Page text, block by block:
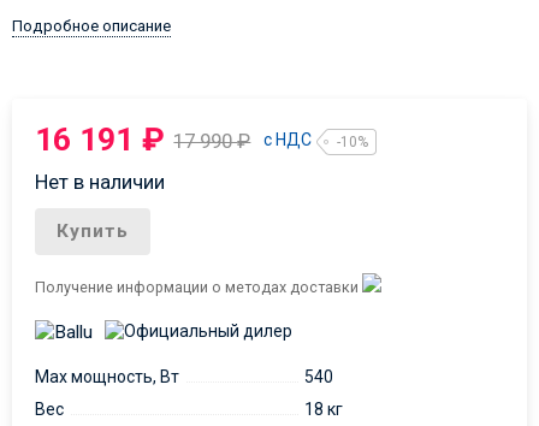
Подробное описание
16 191₽ 17 990₽ с НДС -10%
Нет в наличии
Купить
Получение информации о методах доставки
Max мощность, Вт
540
Вес
18 кг